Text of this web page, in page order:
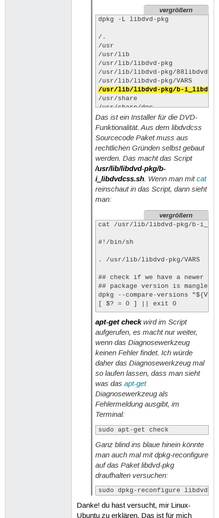
vergrößern
dpkg -L libdvd-pkg
/.
/usr
/usr/lib
/usr/lib/libdvd-pkg
/usr/lib/libdvd-pkg/
/usr/lib/libdvd-pkg/b-
/usr/share
/usr/share/doc
/usr/share/doc/libdvd-pkg
/usr/share/doc/libdvd-pkg/
/usr/share/doc/libdvd-pkg/
/usr/share/libdvd-pkg
/usr/share/libdvd-pkg/debian
/usr/share/libdvd-pkg/debian/
/usr/share/libdvd-pkg/debian/
/usr/share/libdvd-pkg/debian/
/usr/share/libdvd-pkg/debian/
/usr/share/libdvd-pkg/debian/
/usr/share/libdvd-pkg/debian/
/usr/share/libdvd-pkg/debian/
/usr/share/libdvd-pkg/debian/
/usr/share/libdvd-pkg/
/usr/share/libdvd-pkg/
/usr/share/libdvd-pkg/
/usr/share/libdvd-pkg/
/usr/share/libdvd-pkg/
/usr/share/libdvd-pkg/
/usr/share/libdvd-pkg/
/usr/share/lintian
/usr/share/lintian/overrides
/usr/share/lintian/overrides/
Das ist ein Installer für die DVD-
Funktionalität. Aus dem libdvdcss
Sourcecode Paket muss aus
rechtlichen Gründen selbst gebaut
werden. Das macht das Script
/usr/lib/libdvd-pkg/b-
i_libdvdcss.sh. Wenn man mitcat
reinschaut in das Script, dann sieht
man:
vergrößern
cat /usr/lib/libdvd-pkg/b-
#!/bin/sh
. /usr/lib/libdvd-pkg/VARS
## check if we have a newer
## package version is
dpkg --compare-versions
[ $? = 0 ] || exit 0
## we have newer package to
## Check if this very version
## and avoid re-installing if it
if [ -f "${DIR}/${PKGG}-
echo "${PKGI}: Package
    exit 0
fi
## check if DPKG database is
dpkg -P non-existent-package
if [ "$?" -eq 2 ]; then
echo "${PKGI}: dpkg
if [ -h "/etc/apt/
echo "${PKGI}:
    fi
    exit 0
## Download orig.tar (if
if [ ! -s ${DIR}/
echo "${PKGI}: Downloading
[ -d "${DIR}" ] || mkdir -
apt-get checkwird im Script
aufgerufen, es macht nur weiter,
wenn das Diagnosewerkzeug
keinen Fehler findet. Ich würde
daher das Diagnosewerkzeug mal
so laufen lassen, dass man sieht
was das apt-get
Diagnosewerkzeug als
Fehlermeldung ausgibt, im
Terminal:
sudo apt-get check
Ganz blind ins blaue hinein könnte
man auch mal mitdpkg-reconfigure
auf das Paket libdvd-pkg
draufhalten versuchen:
sudo dpkg-reconfigure libdvd-
Danke! du hast versucht, mir Linux-
Ubuntu zu erklären. Das ist für mich